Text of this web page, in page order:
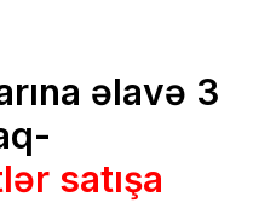
əlavə 3
satışa